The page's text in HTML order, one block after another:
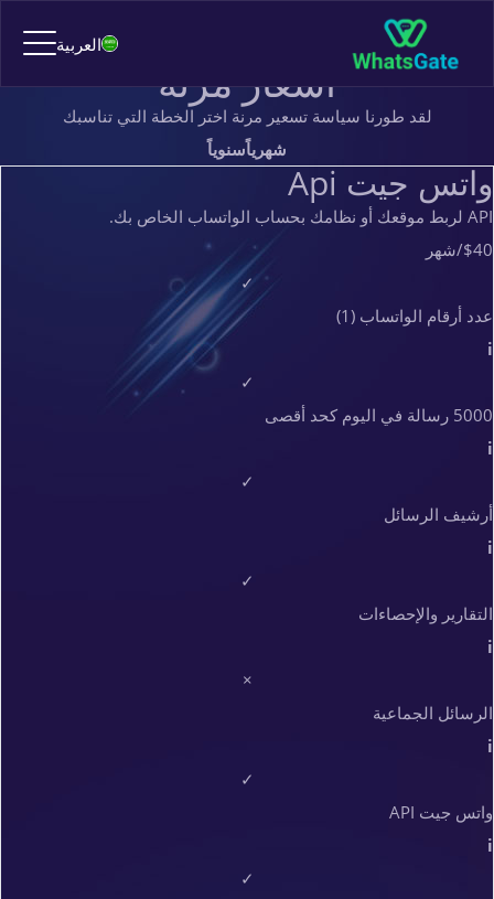
العربية الأسعار
أسعار مرنة
لقد طورنا سياسة تسعير مرنة اختر الخطة التي تناسبك
شهرياًسنوياً
واتس جيت Api
API لربط موقعك أو نظامك بحساب الواتساب الخاص بك.
$40/شهر
✓
عدد أرقام الواتساب (1)
i
✓
5000 رسالة في اليوم كحد أقصى
i
✓
أرشيف الرسائل
i
✓
التقارير والإحصاءات
i
×
الرسائل الجماعية
i
✓
واتس جيت API
i
✓